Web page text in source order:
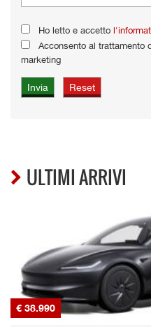
Ho letto e accetto
Acconsento al trattamento
marketing
ULTIMI ARRIVI
€ 38.990